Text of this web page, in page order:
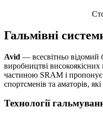
Гальмівні
Avid — всесвітньо відомий
виробництві
частиною SRAM і
спортсменів та аматорів,
Технології